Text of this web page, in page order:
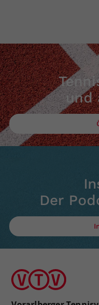
und
Der